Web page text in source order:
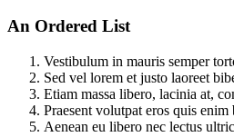
An Ordered List
Vestibulum in mauris semper
Sed vel lorem et justo laoreet
Etiam massa libero, lacinia at,
Praesent volutpat eros quis
Aenean eu libero nec lectus